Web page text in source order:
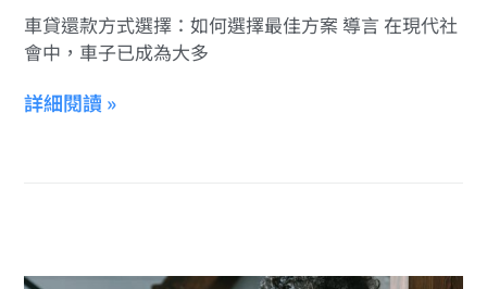
車貸還款方式選擇：如何選擇最佳方案 導言 在現代社
會中，車子已成為大多
詳細閱讀 »